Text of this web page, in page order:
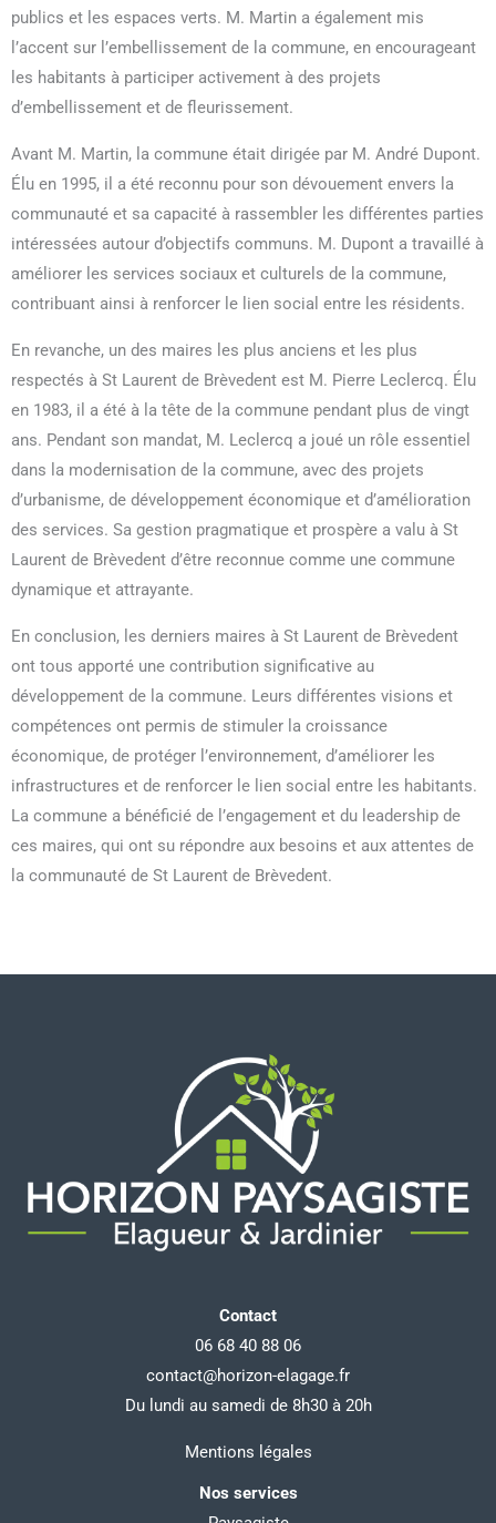
publics et les espaces verts. M. Martin a également mis
l’accent sur l’embellissement de la commune, en encourageant
les habitants à participer activement à des projets
d’embellissement et de fleurissement.
Avant M. Martin, la commune était dirigée par M. André Dupont.
Élu en 1995, il a été reconnu pour son dévouement envers la
communauté et sa capacité à rassembler les différentes parties
intéressées autour d’objectifs communs. M. Dupont a travaillé à
améliorer les services sociaux et culturels de la commune,
contribuant ainsi à renforcer le lien social entre les résidents.
En revanche, un des maires les plus anciens et les plus
respectés à St Laurent de Brèvedent est M. Pierre Leclercq. Élu
en 1983, il a été à la tête de la commune pendant plus de vingt
ans. Pendant son mandat, M. Leclercq a joué un rôle essentiel
dans la modernisation de la commune, avec des projets
d’urbanisme, de développement économique et d’amélioration
des services. Sa gestion pragmatique et prospère a valu à St
Laurent de Brèvedent d’être reconnue comme une commune
dynamique et attrayante.
En conclusion, les derniers maires à St Laurent de Brèvedent
ont tous apporté une contribution significative au
développement de la commune. Leurs différentes visions et
compétences ont permis de stimuler la croissance
économique, de protéger l’environnement, d’améliorer les
infrastructures et de renforcer le lien social entre les habitants.
La commune a bénéficié de l’engagement et du leadership de
ces maires, qui ont su répondre aux besoins et aux attentes de
la communauté de St Laurent de Brèvedent.
Contact
06 68 40 88 06
contact@horizon-elagage.fr
Du lundi au samedi de 8h30 à 20h
Mentions légales
Nos services